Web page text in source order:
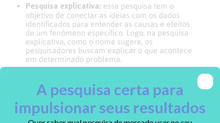
Pesquisa explicativa: essa pesquisa tem o
objetivo de conectar as ideias com os dados
identificados para entender as causas e efeitos
de um fenômeno específico. Logo, na pesquisa
explicativa, como o nome sugere, os
pesquisadores buscam explicar o que acontece
em determinado problema.
Quando fazer uma pesquisa
exploratória?